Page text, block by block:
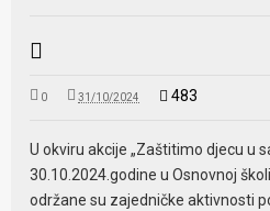
0 31/10/2024 483
U okviru akcije „Zaštitimo djecu u
30.10.2024.godine u Osnovnoj
održane su zajedničke aktivnosti